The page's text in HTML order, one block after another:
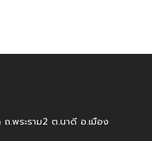
.พระราม2 ต.นาดี อ.เมือง